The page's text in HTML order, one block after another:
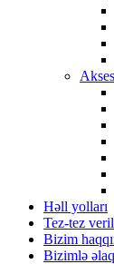
Həll yolları
Tez-tez
Bizim
Bizimlə